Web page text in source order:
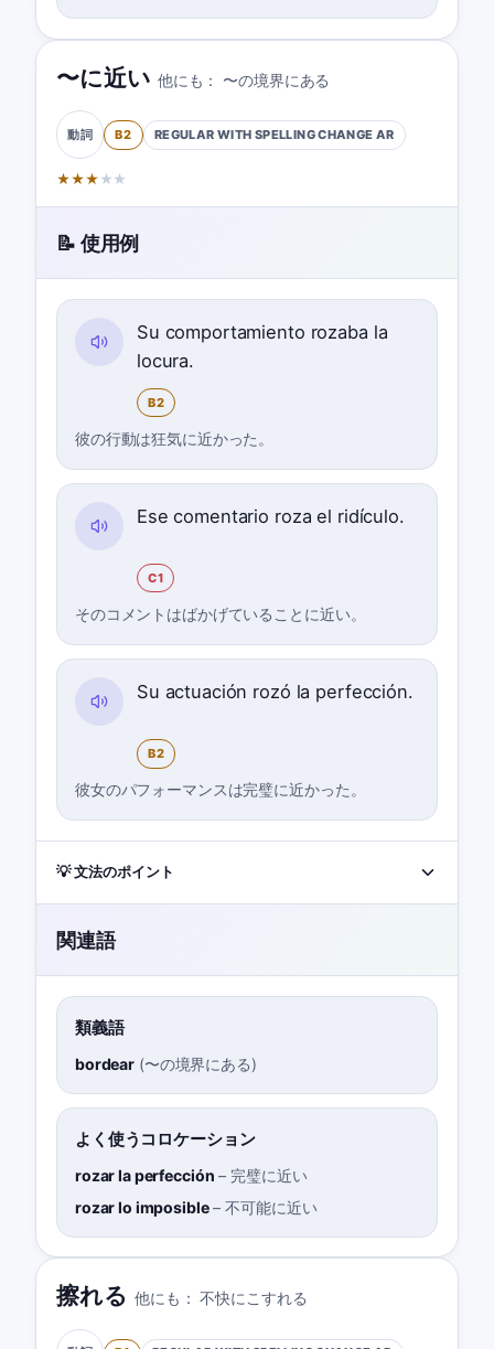
〜に近い 他にも： 〜の境界にある
動詞 B2 REGULAR WITH SPELLING CHANGE AR
★★★ ★ ★
📝 使用例
Su comportamiento rozaba la
locura.
B2
彼の行動は狂気に近かった。
Ese comentario roza el ridículo.
C1
そのコメントはばかげていることに近い。
Su actuación rozó la perfección.
B2
彼女のパフォーマンスは完璧に近かった。
💡 文法のポイント
関連語
類義語
bordear (〜の境界にある)
よく使うコロケーション
rozar la perfección – 完璧に近い
rozar lo imposible–不可能に近い
擦れる 他にも： 不快にこすれる